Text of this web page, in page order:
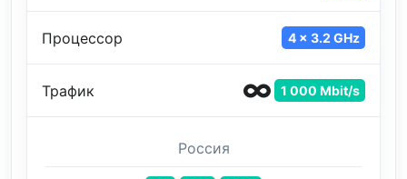
Процессор 4 x 3.2 GHz
Трафик 1 000 Mbit/s
Россия